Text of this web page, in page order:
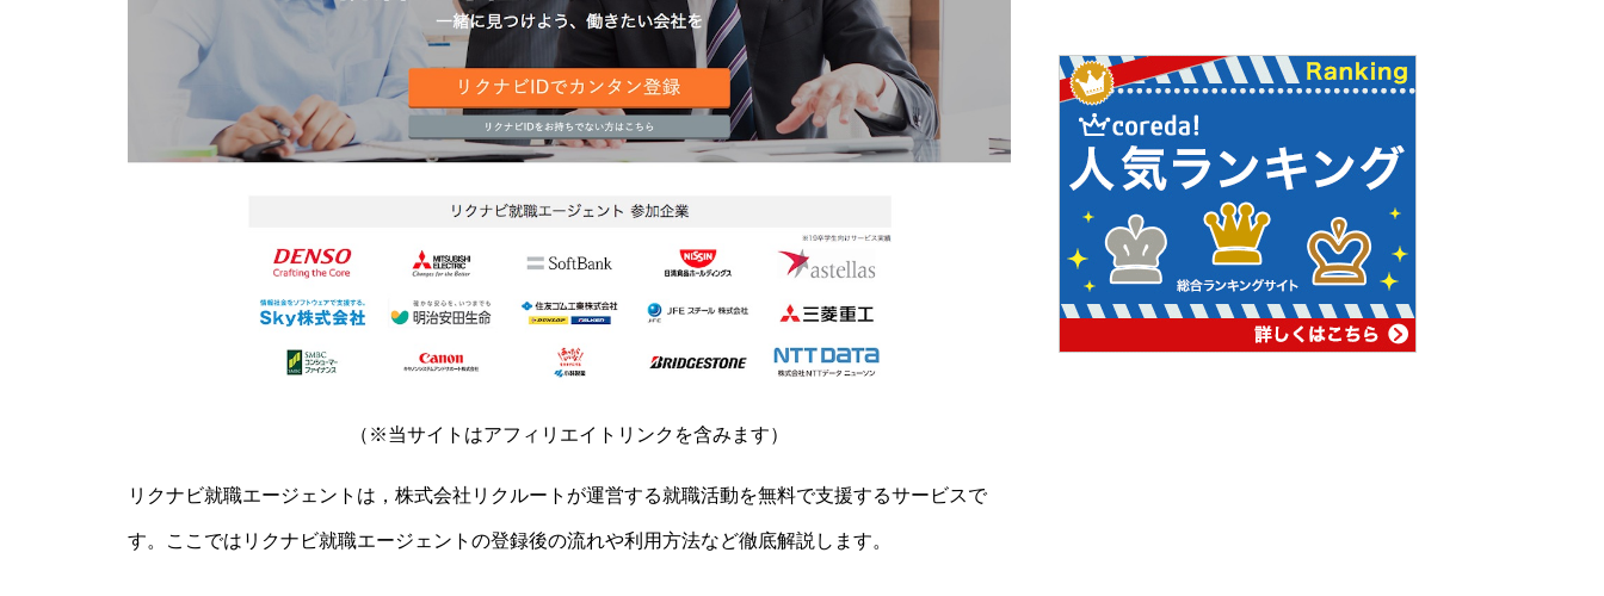
（※当サイトはアフィリエイトリンクを含みます）
リクナビ就職エージェントは，株式会社リクルートが運営する就職活動を無料で支援するサービスで
す。ここではリクナビ就職エージェントの登録後の流れや利用方法など徹底解説します。